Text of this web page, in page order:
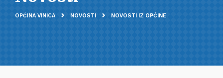
OPĆINA VINICA NOVOSTI NOVOSTI IZ OPĆINE